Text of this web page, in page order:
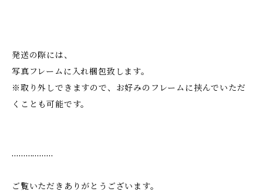
発送の際には、
写真フレームに入れ梱包致します。
※取り外しできますので、お好みのフレームに挟んでいただ
くことも可能です。
………………
ご覧いただきありがとうございます。